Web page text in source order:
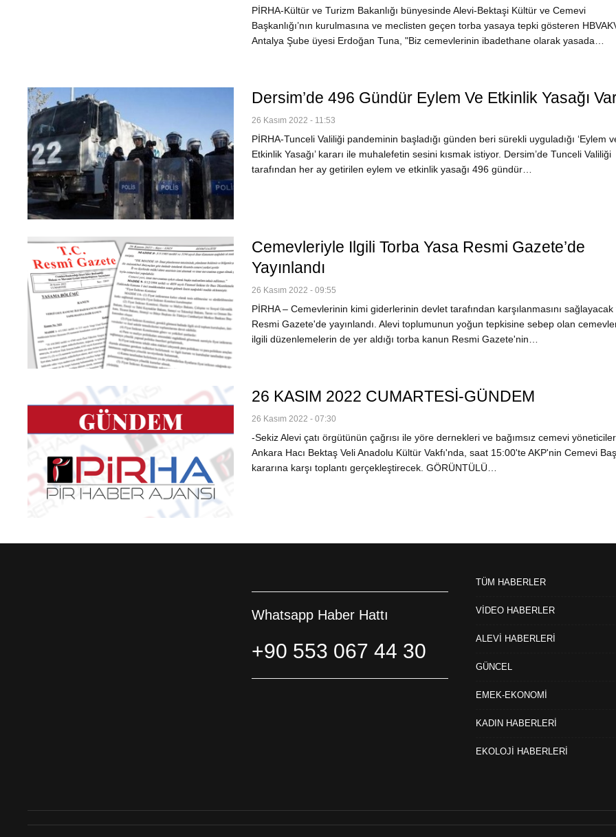
PİRHA-Kültür ve Turizm Bakanlığı bünyesinde Alevi-Bektaşi Kültür ve Cemevi
Başkanlığı’nın kurulmasına ve meclisten geçen torba yasaya tepki gösteren
Antalya Şube üyesi Erdoğan Tuna, "Biz cemevlerinin ibadethane olarak yasada…
Dersim’de 496 Gündür Eylem Ve Etkinlik Yasağı
26 Kasım 2022 - 11:53
PİRHA-Tunceli Valiliği pandeminin başladığı günden beri sürekli uyguladığı ‘Eylem
Etkinlik Yasağı’ kararı ile muhalefetin sesini kısmak istiyor. Dersim’de Tunceli Valiliği
tarafından her ay getirilen eylem ve etkinlik yasağı 496 gündür…
Cemevleriyle Ilgili Torba Yasa Resmi Gazete’de
Yayınlandı
26 Kasım 2022 - 09:55
PİRHA – Cemevlerinin kimi giderlerinin devlet tarafından karşılanmasını sağlayacak
Resmi Gazete'de yayınlandı. Alevi toplumunun yoğun tepkisine sebep olan
ilgili düzenlemelerin de yer aldığı torba kanun Resmi Gazete'nin…
26 KASIM 2022 CUMARTESİ-GÜNDEM
26 Kasım 2022 - 07:30
-Sekiz Alevi çatı örgütünün çağrısı ile yöre dernekleri ve bağımsız cemevi
Ankara Hacı Bektaş Veli Anadolu Kültür Vakfı'nda, saat 15:00'te AKP'nin Cemevi
kararına karşı toplantı gerçekleştirecek. GÖRÜNTÜLÜ…
Whatsapp Haber Hattı
+90 553 067 44 30
TÜM HABERLER
VİDEO HABERLER
ALEVİ HABERLERİ
GÜNCEL
EMEK-EKONOMİ
KADIN HABERLERİ
EKOLOJİ HABERLERİ